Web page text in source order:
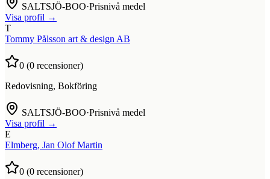
SALTSJÖ-BOO·Prisnivå medel
Visa profil →
T
Tommy Pålsson art & design AB
0 (0 recensioner)
Redovisning, Bokföring
SALTSJÖ-BOO·Prisnivå medel
Visa profil →
E
Elmberg, Jan Olof Martin
0 (0 recensioner)